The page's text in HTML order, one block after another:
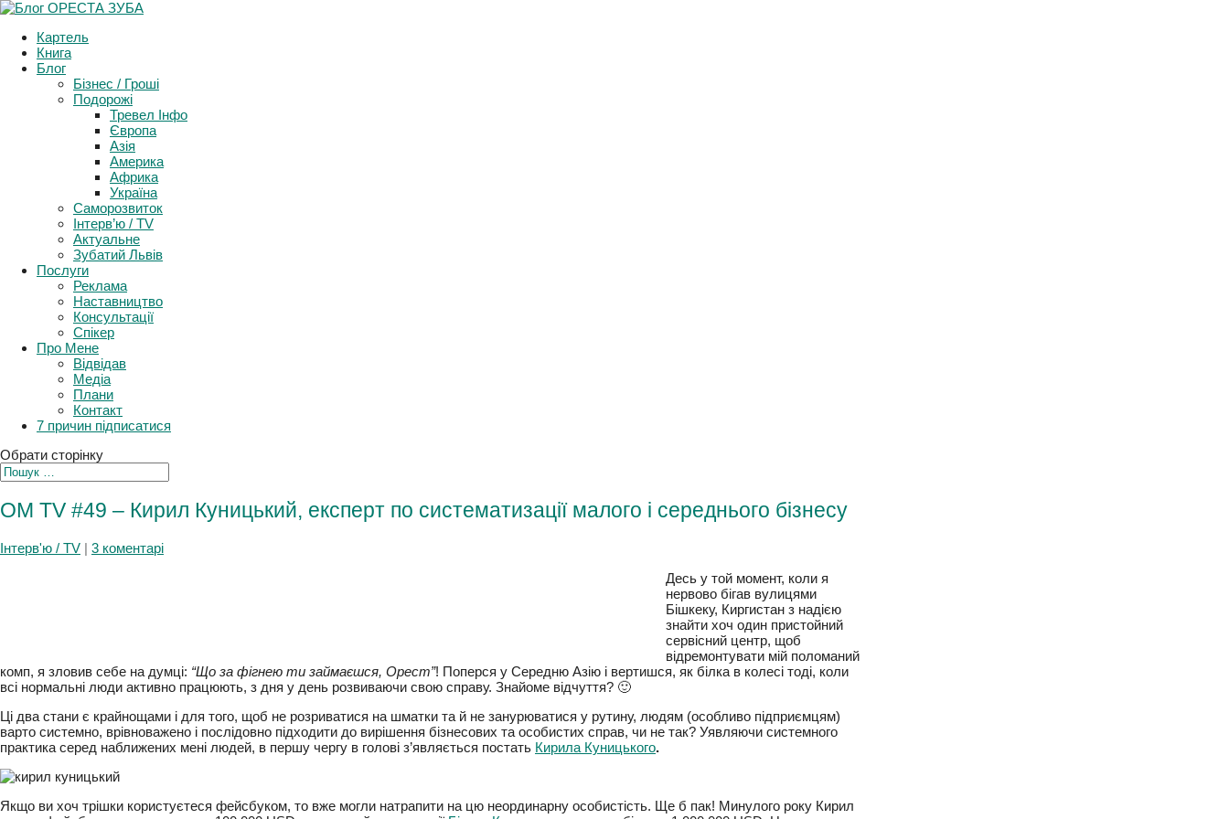
Картель
Книга
Блог
Бізнес / Гроші
Подорожі
Тревел Інфо
Європа
Азія
Америка
Африка
Україна
Саморозвиток
Інтерв’ю / TV
Актуальне
Зубатий Львів
Послуги
Реклама
Наставництво
Консультації
Спікер
Про Мене
Відвідав
Медіа
Плани
Контакт
7 причин підписатися
Обрати сторінку
бізнесу
Десь у той момент, коли я
нервово бігав вулицями
Бішкеку, Киргистан з надією
знайти хоч один пристойний
відремонтувати мій
поломаний комп, я зловив себе на думці:“Що за фігнею ти займаєшся, Орест” ! Поперся у Середню Азію і вертишся, як білка в колесі
тоді, коли всі нормальні люди активно працюють, з дня у день розвиваючи свою справу. Знайоме відчуття? 🙂
Ці два стани є крайнощами і для того, щоб не розриватися на шматки та й не занурюватися у рутину, людям (особливо підприємцям)
практика серед наближених мені людей, в першу чергу в голові з’являється постатьКирила Куницького.